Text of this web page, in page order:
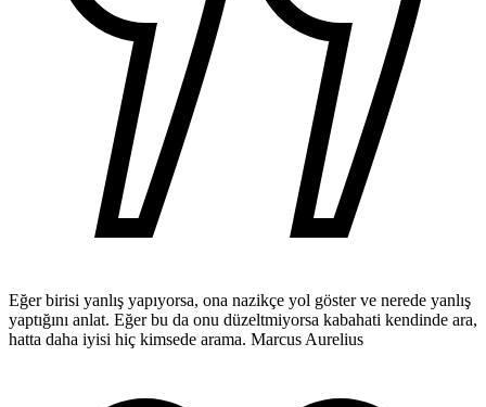
Eğer birisi yanlış yapıyorsa, ona nazikçe yol göster ve nerede yanlış
yaptığını anlat. Eğer bu da onu düzeltmiyorsa kabahati kendinde ara,
hatta daha iyisi hiç kimsede arama. Marcus Aurelius